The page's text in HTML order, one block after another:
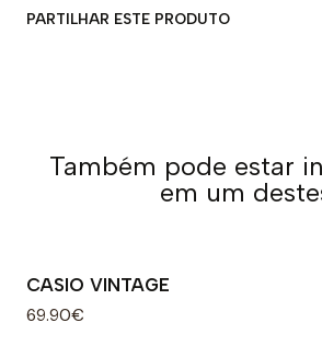
PARTILHAR ESTE PRODUTO
Também pode estar
em um
CASIO VINTAGE
69.90€